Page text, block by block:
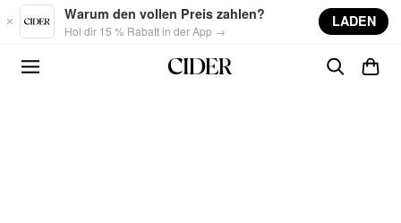
Skip to main content
Warum den vollen Preis zahlen?
Hol dir 15 % Rabatt in der App →
LADEN